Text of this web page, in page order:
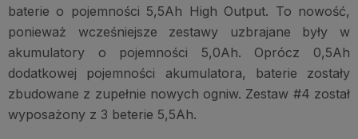
baterie o pojemności 5,5Ah High Output. To nowość,
ponieważ wcześniejsze zestawy uzbrajane były w
akumulatory o pojemności 5,0Ah. Oprócz 0,5Ah
dodatkowej pojemności akumulatora, baterie zostały
zbudowane z zupełnie nowych ogniw. Zestaw #4 został
wyposażony z 3 beterie 5,5Ah.